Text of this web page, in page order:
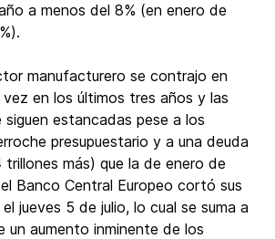
a menos del 8% (en enero de
manufacturero se contrajo en
vez en los últimos tres años y las
estancadas pese a los
presupuestario y a una deuda
más) que la de enero de
Banco Central Europeo cortó sus
jueves 5 de julio, lo cual se suma a
un aumento inminente de los